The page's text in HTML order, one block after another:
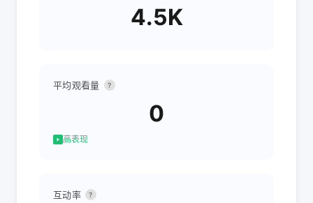
4.5K
平均观看量 ?
0
高表现
互动率 ?